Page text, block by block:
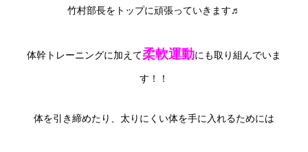
竹村部長をトップに頑張っていきます♬
体幹トレーニングに加えて柔軟運動にも取り組んでいま
す！！
体を引き締めたり、太りにくい体を手に入れるためには